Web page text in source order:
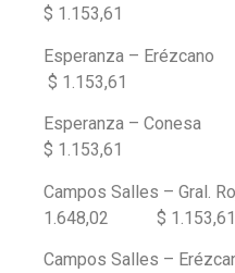
$ 1.153,61
Esperanza –
$ 1.153,61
Esperanza –
$ 1.153,61
Campos Salles –
1.648,02 $ 1.153,61
Campos Salles –